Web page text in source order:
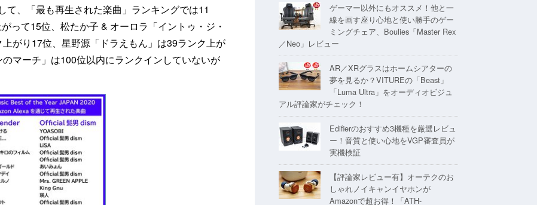
て、「最も再生された楽曲」ランキングでは11
って15位、松たか子 & オーロラ「イントゥ・ジ・
がり17位、星野源「ドラえもん」は39ランク上が
マーチ」は100位以内にランクインしていないが
ゲーマー以外にもオススメ！他と一
線を画す座り心地と使い勝手のゲー
ミングチェア、Boulies「Master Rex
／Neo」レビュー
AR／XRグラスはホームシアターの
夢を見るか？VITUREの「Beast」
「Luma Ultra」をオーディオビジュ
アル評論家がチェック！
Edifierのおすすめ3機種を厳選レビュ
ー！音質と使い心地をVGP審査員が
実機検証
【評論家レビュー有】オーテクのお
しゃれノイキャンイヤホンが
Amazonで超お得！「ATH-